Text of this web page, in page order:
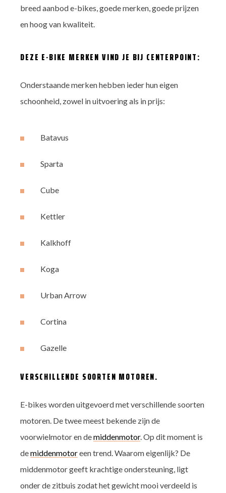
breed aanbod e-bikes, goede merken, goede prijzen
en hoog van kwaliteit.
DEZE E-BIKE MERKEN VIND JE BIJ CENTERPOINT:
Onderstaande merken hebben ieder hun eigen
schoonheid, zowel in uitvoering als in prijs:
Batavus
Sparta
Cube
Kettler
Kalkhoff
Koga
Urban Arrow
Cortina
Gazelle
VERSCHILLENDE SOORTEN MOTOREN.
E-bikes worden uitgevoerd met verschillende soorten
motoren. De twee meest bekende zijn de
voorwielmotor en demiddenmotor. Op dit moment is
demiddenmotoreen trend. Waarom eigenlijk? De
middenmotor geeft krachtige ondersteuning, ligt
onder de zitbuis zodat het gewicht mooi verdeeld is